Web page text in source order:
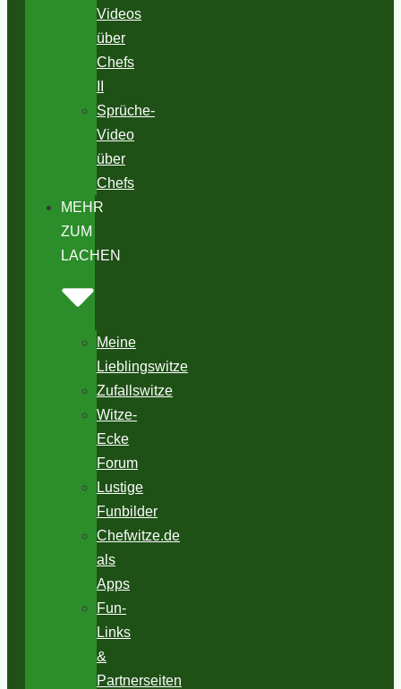
Videos
über
Chefs
Sprüche-
Video
über
Chefs
MEHR
ZUM
LACHEN
Meine
Lieblingswitze
Zufallswitze
Witze-
Ecke
Forum
Lustige
Funbilder
Chefwitze.de
als
Apps
Fun-
Links
&
Partnerseiten